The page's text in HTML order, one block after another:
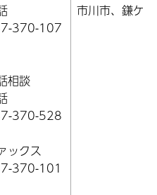
370-107
相談
370-528
ックス
370-101
市川市、鎌ケ